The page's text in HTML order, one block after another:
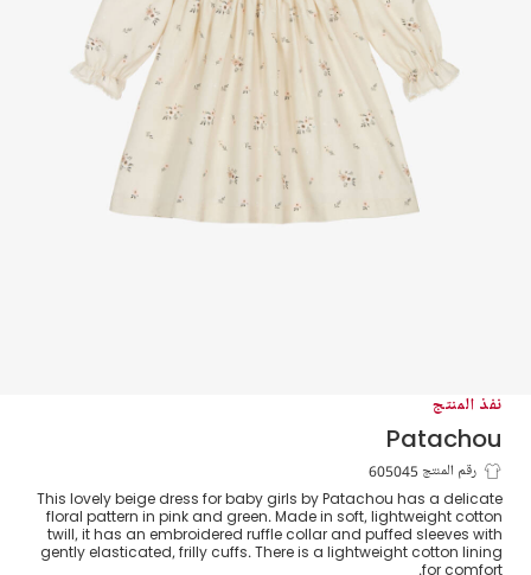
نفذ المنتج
Patachou
فستان بطبعة ورود قطن تويل لون بيج للبنات
االرضع
رقم المنتج 605045
This lovely beige dress for baby girls by Patachou has a delicate
floral pattern in pink and green. Made in soft, lightweight cotton
twill, it has an embroidered ruffle collar and puffed sleeves with
gently elasticated, frilly cuffs. There is a lightweight cotton lining
for comfort.